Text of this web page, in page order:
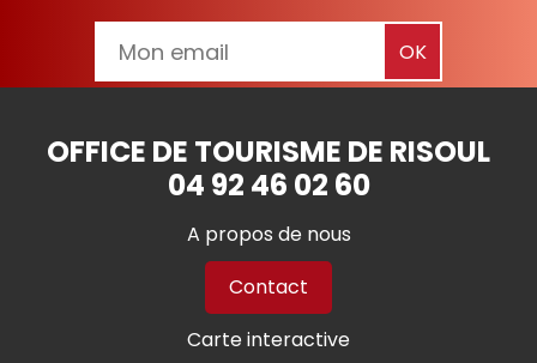
OFFICE DE TOURISME DE RISOUL
04 92 46 02 60
A propos de nous
Contact
Carte interactive